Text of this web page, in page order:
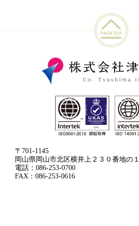
〒701-1145
岡山県岡山市北区横井上２３０番地の１
電話：086-253-0700
FAX：086-253-0616